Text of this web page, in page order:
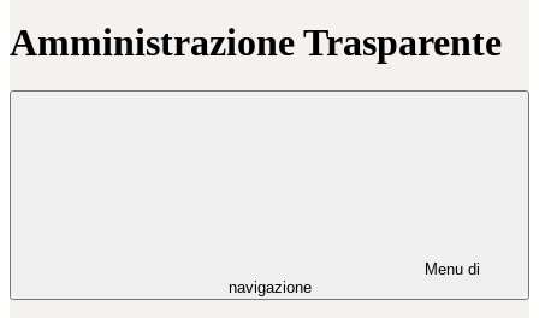
Amministrazione Trasparente
Menu di
navigazione